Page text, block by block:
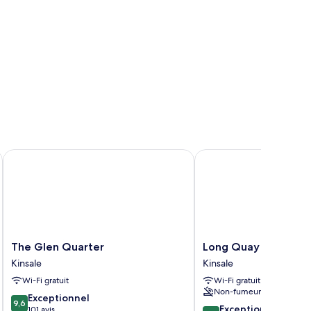
The
Glen
Quarter
Kinsale
The Glen Quarter
Kinsale
Wi-Fi gratuit
9.6
9,6 Exceptionnel
The Glen Quarter
Long
Quay
House
Kinsale
Long Quay House
Kinsale
Wi-Fi gratuit
Non-fumeurs
9.8
Long Quay House